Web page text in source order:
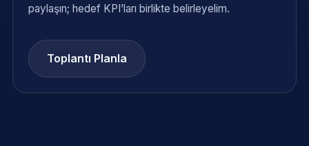
paylaşın; hedef KPI’ları birlikte belirleyelim.
Toplantı Planla